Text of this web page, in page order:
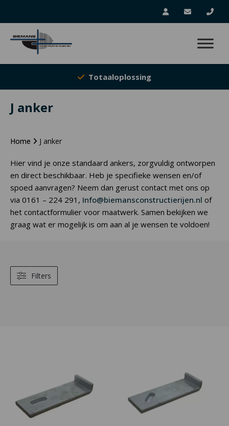
Totaaloplossing
J anker
Home J anker
Hier vind je onze standaard ankers, zorgvuldig ontworpen
en direct beschikbaar. Heb je specifieke wensen en/of
spoed aanvragen? Neem dan gerust contact met ons op
via 0161 – 224 291, Info@biemansconstructierijen.nl of
het contactformulier voor maatwerk. Samen bekijken we
graag wat er mogelijk is om aan al je wensen te voldoen!
Filters